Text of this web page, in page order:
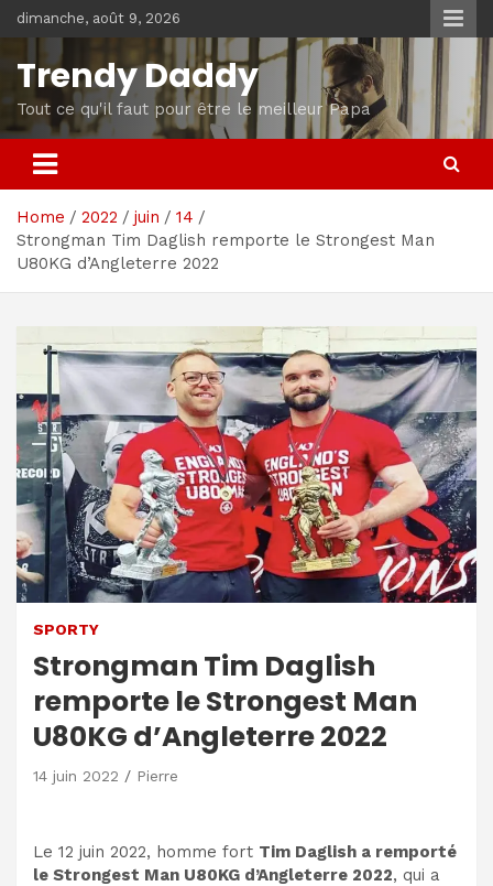
Skip
to
content
dimanche, août 9, 2026
Trendy Daddy
Tout ce qu'il faut pour être le meilleur Papa
Home 2022 juin
14
Strongman Tim Daglish remporte le Strongest Man
U80KG d’Angleterre 2022
SPORTY
Strongman Tim Daglish
remporte le Strongest Man
U80KG d’Angleterre 2022
14 juin 2022 Pierre
Le 12 juin 2022, homme fort Tim Daglish a remporté
le Strongest Man U80KG d’Angleterre 2022, qui a